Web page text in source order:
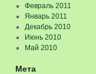
Февраль 2011
Январь 2011
Декабрь 2010
Июнь 2010
Май 2010
Мета